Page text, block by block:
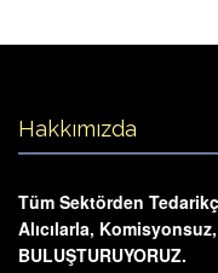
Hakkımızda
Tüm Sektörden
Alıcılarla,
BULUŞTURUYORUZ.